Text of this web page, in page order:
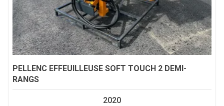
PELLENC EFFEUILLEUSE SOFT TOUCH 2 DEMI-
RANGS
2020